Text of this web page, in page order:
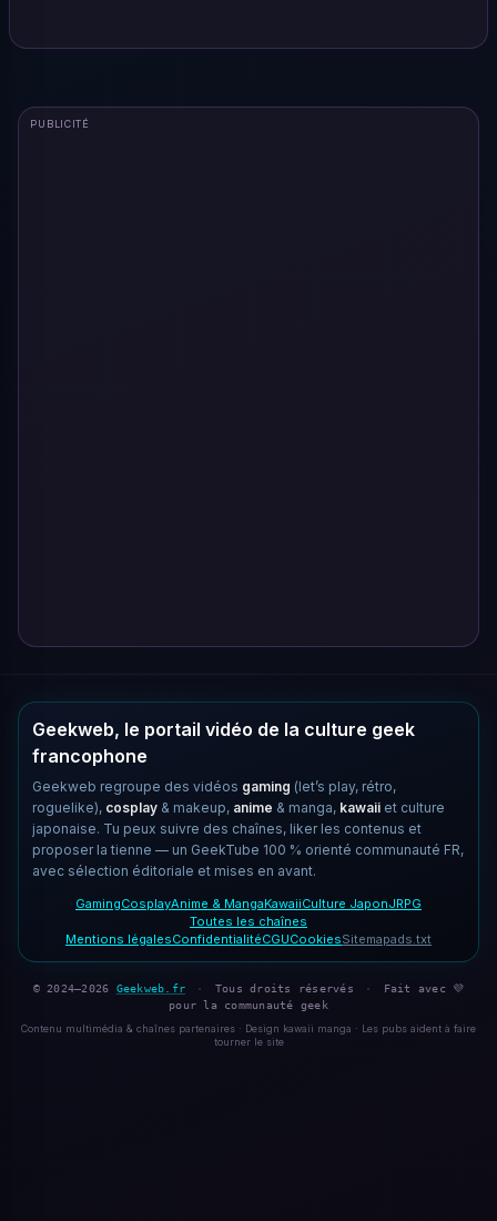
PUBLICITÉ
Geekweb, le portail vidéo de la culture geek
francophone
Geekweb regroupe des vidéos gaming (let’s play, rétro,
roguelike), cosplay & makeup, anime & manga, kawaii et culture
japonaise. Tu peux suivre des chaînes, liker les contenus et
proposer la tienne — un GeekTube 100 % orienté communauté FR,
avec sélection éditoriale et mises en avant.
GamingCosplayAnime & MangaKawaiiCulture JaponJRPG
Toutes les chaînes
Mentions légalesConfidentialitéCGUCookiesSitemapads.txt
© 2024–2026 Geekweb.fr · Tous droits réservés ·
Fait avec 💜
pour la communauté geek
Contenu multimédia & chaînes partenaires · Design kawaii manga · Les pubs aident à faire
tourner le site